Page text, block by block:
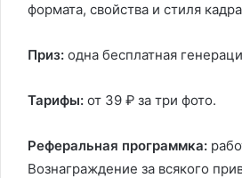
формата, свойства и стиля
Приз: одна бесплатная
Тарифы: от 39 ₽ за три фото.
Реферальная программка:
Вознаграждение за всякого